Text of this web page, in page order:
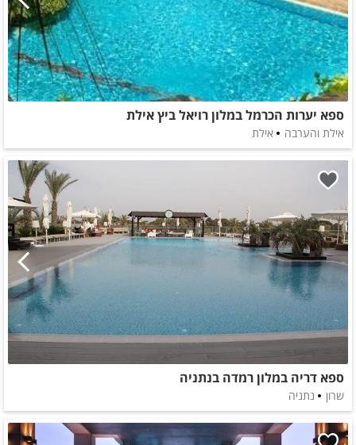
ספא יערות הכרמל במלון רויאל ביץ אילת
אילת והערבה אילת
ספא דריה במלון רמדה בנתניה
שרון נתניה